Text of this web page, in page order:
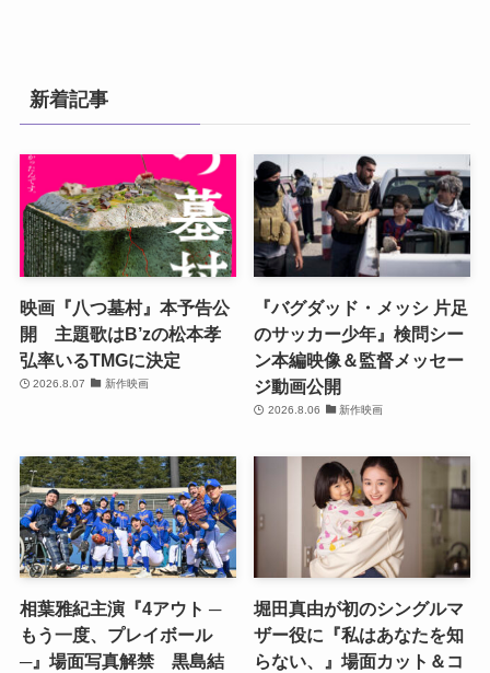
新着記事
映画『八つ墓村』本予告公
開 主題歌はB’zの松本孝
弘率いるTMGに決定
2026.8.07 新作映画
『バグダッド・メッシ 片足
のサッカー少年』検問シー
ン本編映像＆監督メッセー
ジ動画公開
2026.8.06 新作映画
相葉雅紀主演『4アウト ─
もう一度、プレイボール
─』場面写真解禁 黒島結
堀田真由が初のシングルマ
ザー役に『私はあなたを知
らない、』場面カット＆コ